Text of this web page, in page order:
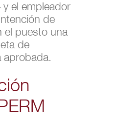
el empleador
de
el puesto una
de
aprobada.